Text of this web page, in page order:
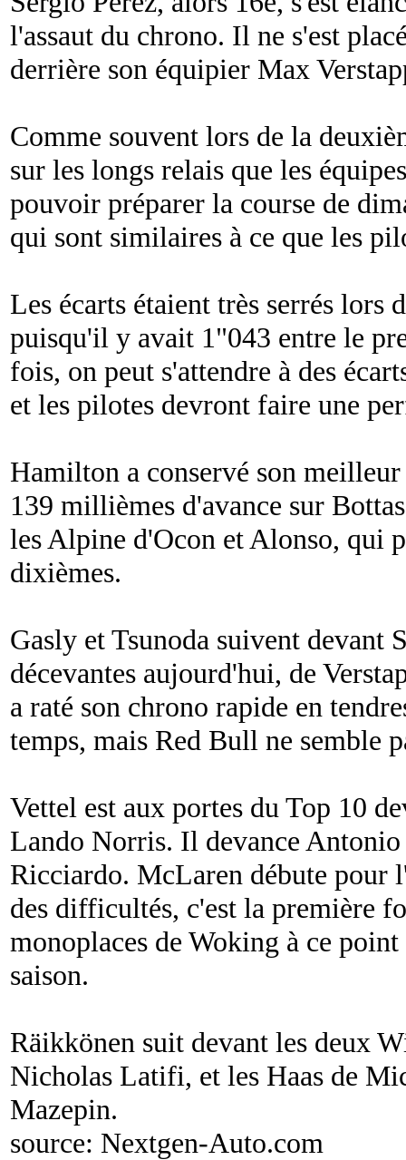
l'assaut du chrono. Il ne s'est
derrière son équipier Max
Comme souvent lors de la
sur les longs relais que les
pouvoir préparer la course de
qui sont similaires à ce que les
Les écarts étaient très serrés lors
puisqu'il y avait 1"043 entre le
fois, on peut s'attendre à des
et les pilotes devront faire une
Hamilton a conservé son
139 millièmes d'avance sur
les Alpine d'Ocon et Alonso, qui
dixièmes.
Gasly et Tsunoda suivent devant
décevantes aujourd'hui, de
a raté son chrono rapide en
temps, mais Red Bull ne semble
Vettel est aux portes du Top 10
Lando Norris. Il devance
Ricciardo. McLaren débute pour
des difficultés, c'est la première
monoplaces de Woking à ce
saison.
Räikkönen suit devant les deux
Nicholas Latifi, et les Haas de
Mazepin.
source: Nextgen-Auto.com